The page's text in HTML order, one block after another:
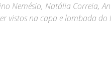
Nemésio, Natália Correia,
vistos na capa e lombada do